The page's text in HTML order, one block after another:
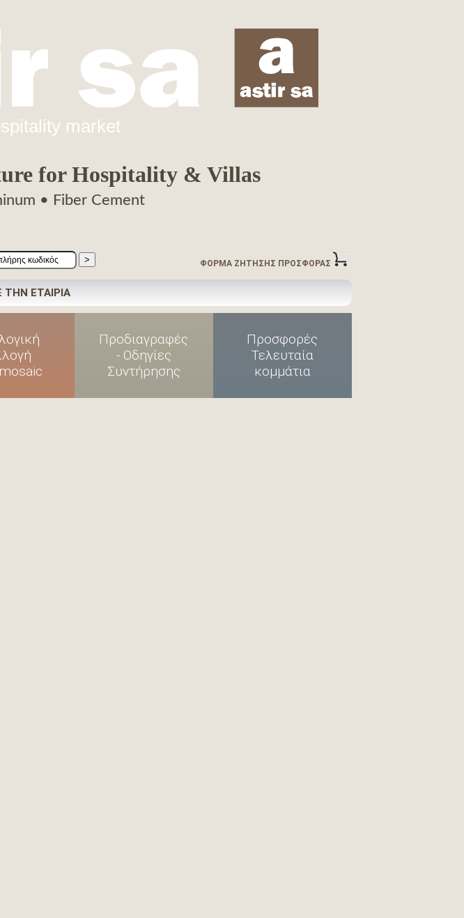
market
for Hospitality & Villas
• Fiber Cement
ΦΟΡΜΑ ΖΗΤΗΣΗΣ ΠΡΟΣΦΟΡΑΣ
ΤΗΝ ΕΤΑΙΡΙΑ
Προδιαγραφές
- Οδηγίες
Συντήρησης
Προσφορές
Τελευταία
κομμάτια